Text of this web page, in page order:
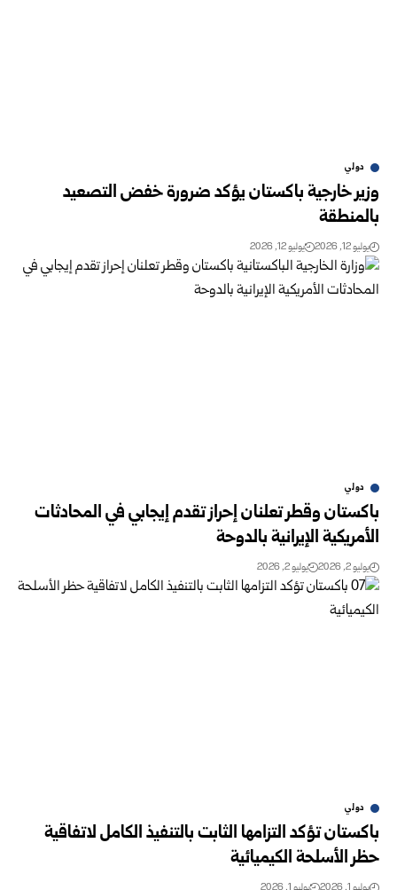
دولي
وزير خارجية باكستان يؤكد ‏ضرورة خفض التصعيد
بالمنطقة
يوليو 12, 2026 يوليو 12, 2026
دولي
باكستان وقطر تعلنان إحراز تقدم إيجابي في المحادثات
الأمريكية الإيرانية بالدوحة
يوليو 2, 2026 يوليو 2, 2026
دولي
باكستان تؤكد التزامها الثابت بالتنفيذ الكامل لاتفاقية
حظر الأسلحة الكيميائية